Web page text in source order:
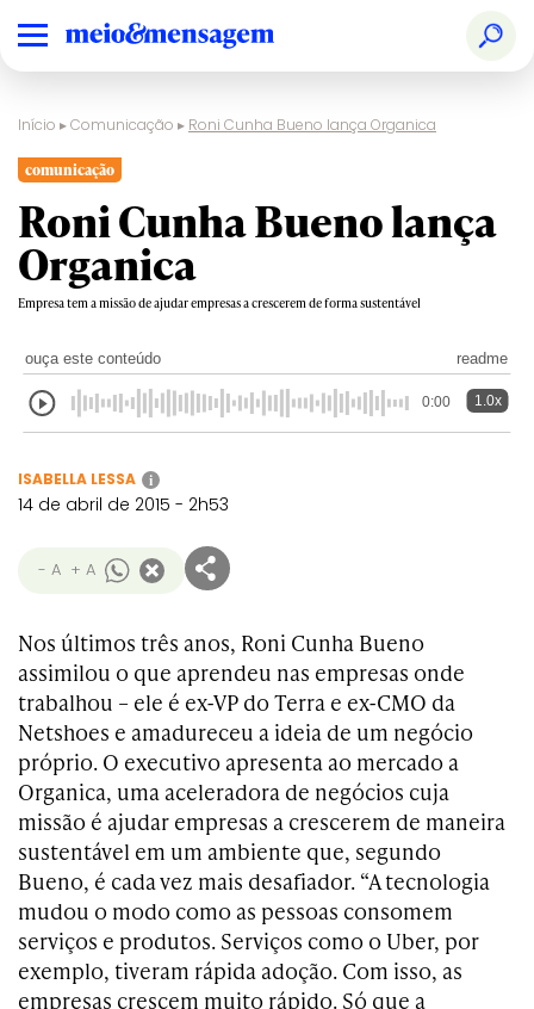
Início ▸Comunicação ▸ Roni Cunha Bueno lança Organica
comunicação
Roni Cunha Bueno lança
Organica
Empresa tem a missão de ajudar empresas a crescerem de forma sustentável
ouça este conteúdo readme
0:00 1.0x
ISABELLA LESSA i
14 de abril de 2015 - 2h53
- A + A
Nos últimos três anos, Roni Cunha Bueno
assimilou o que aprendeu nas empresas onde
trabalhou – ele é ex-VP do Terra e ex-CMO da
Netshoes e amadureceu a ideia de um negócio
próprio. O executivo apresenta ao mercado a
Organica, uma aceleradora de negócios cuja
missão é ajudar empresas a crescerem de maneira
sustentável em um ambiente que, segundo
Bueno, é cada vez mais desafiador. “A tecnologia
mudou o modo como as pessoas consomem
serviços e produtos. Serviços como o Uber, por
exemplo, tiveram rápida adoção. Com isso, as
empresas crescem muito rápido. Só que a